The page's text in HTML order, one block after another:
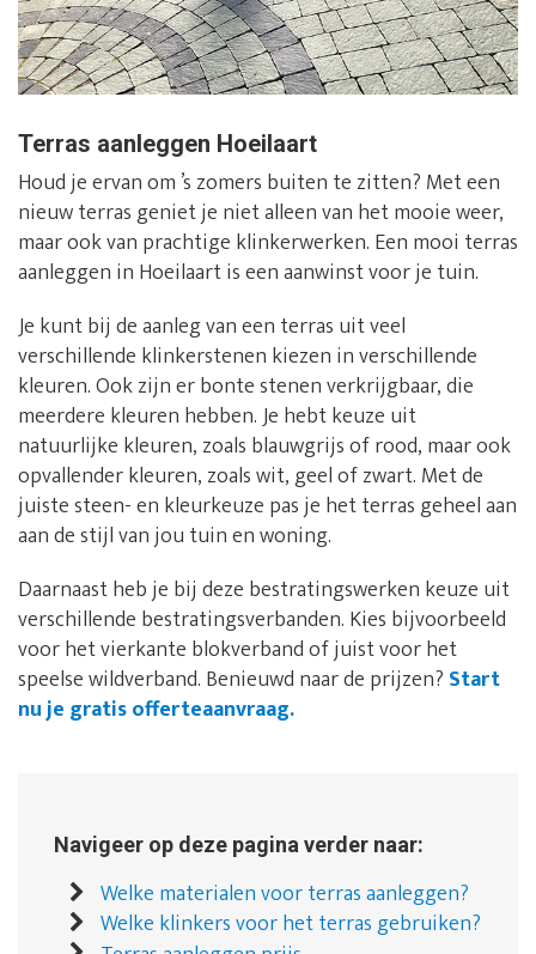
Terras aanleggen Hoeilaart
Houd je ervan om ’s zomers buiten te zitten? Met een
nieuw terras geniet je niet alleen van het mooie weer,
maar ook van prachtige klinkerwerken. Een mooi terras
aanleggen in Hoeilaart is een aanwinst voor je tuin.
Je kunt bij de aanleg van een terras uit veel
verschillende klinkerstenen kiezen in verschillende
kleuren. Ook zijn er bonte stenen verkrijgbaar, die
meerdere kleuren hebben. Je hebt keuze uit
natuurlijke kleuren, zoals blauwgrijs of rood, maar ook
opvallender kleuren, zoals wit, geel of zwart. Met de
juiste steen- en kleurkeuze pas je het terras geheel aan
aan de stijl van jou tuin en woning.
Daarnaast heb je bij deze bestratingswerken keuze uit
verschillende bestratingsverbanden. Kies bijvoorbeeld
voor het vierkante blokverband of juist voor het
speelse wildverband. Benieuwd naar de prijzen? Start
nu je gratis offerteaanvraag.
Navigeer op deze pagina verder naar:
Welke materialen voor terras aanleggen?
Welke klinkers voor het terras gebruiken?